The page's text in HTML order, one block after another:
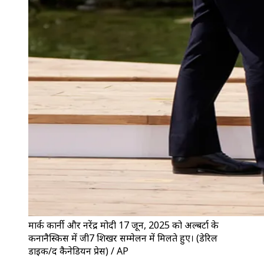
मार्क कार्नी और नरेंद्र मोदी 17 जून, 2025 को अल्बर्टा के
कनानैस्किस में जी7 शिखर सम्मेलन में मिलते हुए। (डेरिल
डाइक/द कैनेडियन प्रेस) / AP